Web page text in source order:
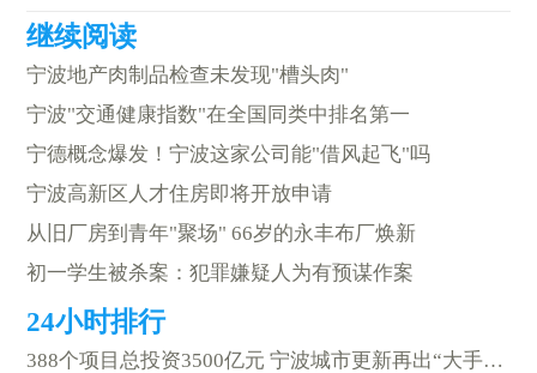
宁波地产肉制品检查未发现"槽头肉"
宁波"交通健康指数"在全国同类中排名第一
宁德概念爆发！宁波这家公司能"借风起飞"吗
宁波高新区人才住房即将开放申请
从旧厂房到青年"聚场" 66岁的永丰布厂焕新
初一学生被杀案：犯罪嫌疑人为有预谋作案
388个项目总投资3500亿元 宁波城市更新再出“大手笔”